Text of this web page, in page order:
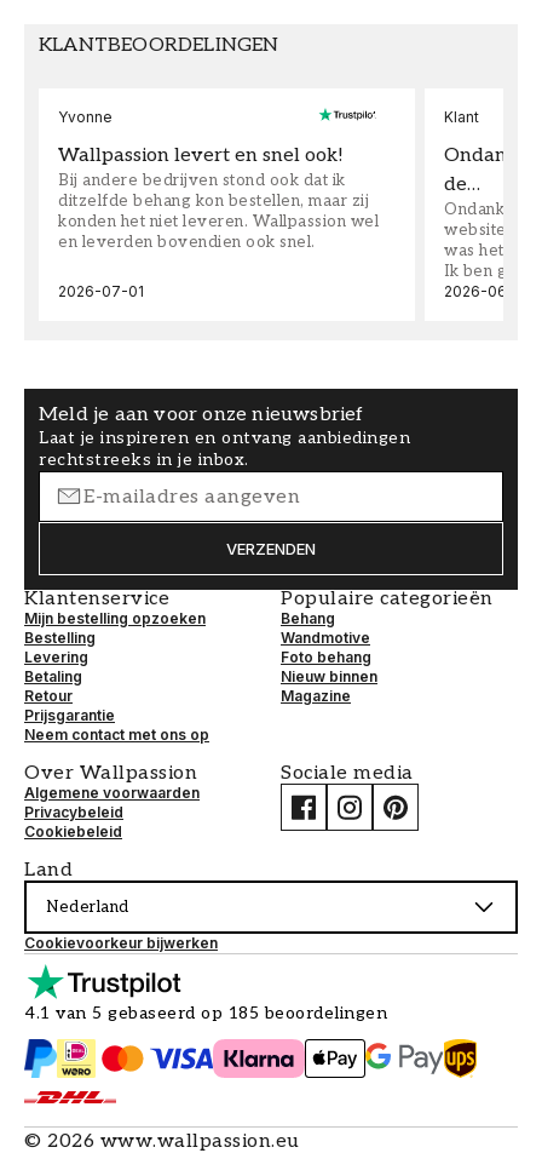
KLANTBEOORDELINGEN
Yvonne
Wallpassion levert en snel ook!
Bij andere bedrijven stond ook dat ik
ditzelfde behang kon bestellen, maar zij
konden het niet leveren. Wallpassion wel
en leverden bovendien ook snel.
2026-07-01
Klant
Ondanks
de…
Ondanks
website
was het
Ik ben
2026-06-08
Meld je aan voor onze nieuwsbrief
Laat je inspireren en ontvang aanbiedingen
rechtstreeks in je inbox.
VERZENDEN
Klantenservice
Mijn bestelling opzoeken
Bestelling
Levering
Betaling
Retour
Prijsgarantie
Neem contact met ons op
Populaire categorieën
Behang
Wandmotive
Foto behang
Nieuw binnen
Magazine
Over Wallpassion
Algemene voorwaarden
Privacybeleid
Cookiebeleid
Sociale media
Land
Nederland
Cookievoorkeur bijwerken
4.1 van 5 gebaseerd op 185 beoordelingen
© 2026 www.wallpassion.eu